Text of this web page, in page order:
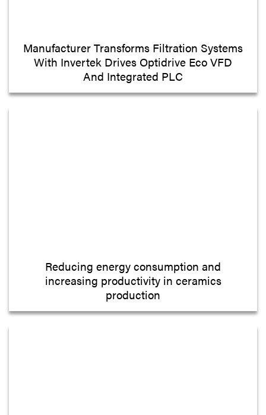
Manufacturer Transforms Filtration Systems
With Invertek Drives Optidrive Eco VFD
And Integrated PLC
Reducing energy consumption and
increasing productivity in ceramics
production